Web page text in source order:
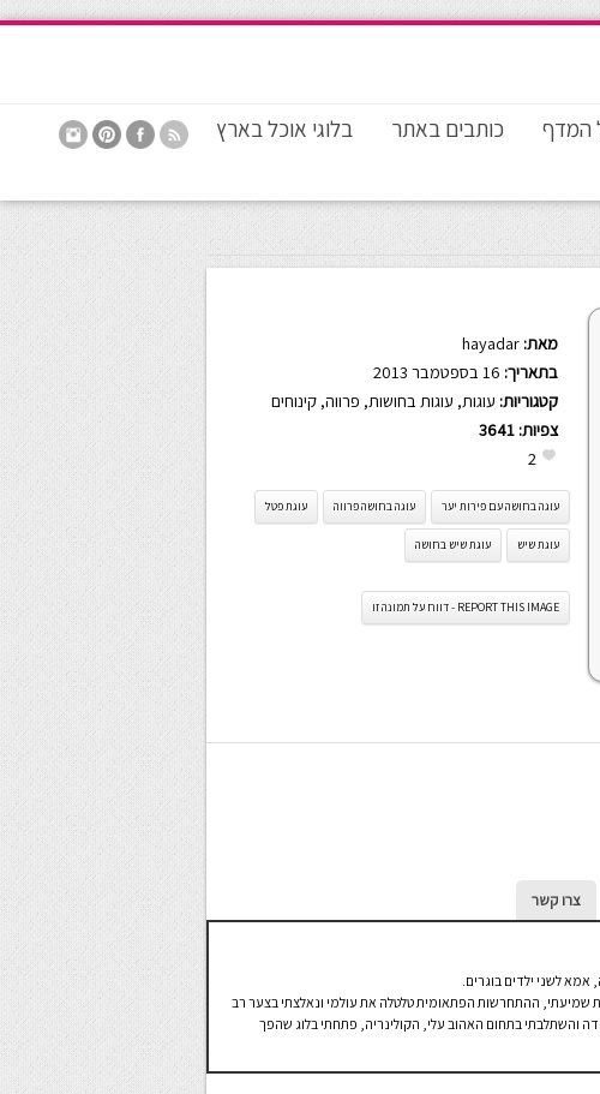
המדף כותבים באתר בלוגי אוכל בארץ
מאת: hayadar
בתאריך:
קטגוריות: עוגות, עוגות בחושות, פרווה, קינוחים
צפיות: 3641
2
עוגה בחושה עם פירות יער עוגה בחושה פרווה עוגת פטל
עוגת שיש עוגת שיש בחושה
REPORT THIS IMAGE - דווח על תמונה זו
צרו קשר
אמא לשני ילדים בוגרים.
את שמיעתי, ההתחרשות הפתאומית טלטלה את עולמי ונאלצתי בצער רב
והשתלבתי בתחום האהוב עלי, הקולינריה, פתחתי בלוג שהפך